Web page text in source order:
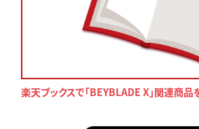
楽天ブックスで「BEYBLADE X」関連商品